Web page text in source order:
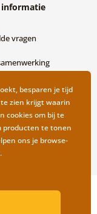
informatie
vragen
door
besparen je tijd
zien krijgt waarin
cookies om bij te
producten te tonen
ons je browse-